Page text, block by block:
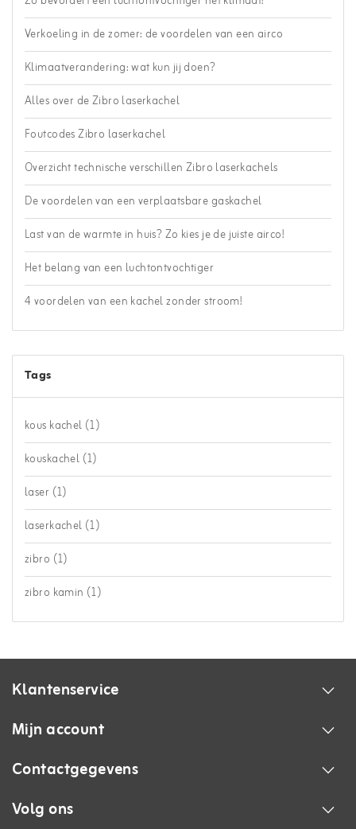
Verkoeling in de zomer: de voordelen van een airco
Klimaatverandering: wat kun jij doen?
Alles over de Zibro laserkachel
Foutcodes Zibro laserkachel
Overzicht technische verschillen Zibro laserkachels
De voordelen van een verplaatsbare gaskachel
Last van de warmte in huis? Zo kies je de juiste airco!
Het belang van een luchtontvochtiger
4 voordelen van een kachel zonder stroom!
Tags
kous kachel (1)
kouskachel (1)
laser (1)
laserkachel (1)
zibro (1)
zibro kamin (1)
Klantenservice
Mijn account
Contactgegevens
Volg ons